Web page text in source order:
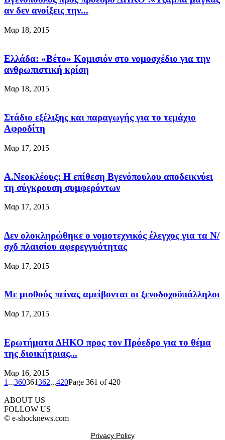
αν δεν ανοίξεις την...
Μαρ 18, 2015
Ελλάδα: «Βέτο» Κομισιόν στο νομοσχέδιο για την
ανθρωπιστική κρίση
Μαρ 18, 2015
Στάδιο εξέλιξης και παραγωγής για το τεμάχιο
Αφροδίτη
Μαρ 17, 2015
Α.Νεοκλέους: Η επίθεση Βγενόπουλου αποδεικνύει
τη σύγκρουση συμφερόντων
Μαρ 17, 2015
Δεν ολοκληρώθηκε ο νομοτεχνικός έλεγχος για τα Ν/
σχδ πλαισίου αφερεγγυότητας
Μαρ 17, 2015
Με μισθούς πείνας αμείβονται οι ξενοδοχοϋπάλληλοι
Μαρ 17, 2015
Ερωτήματα ΔΗΚΟ προς τον Πρόεδρο για το θέμα
της διοικήτριας...
Μαρ 16, 2015
1 ...360361362...420Page 361 of 420
ABOUT US
FOLLOW US
© e-shocknews.com
Privacy Policy